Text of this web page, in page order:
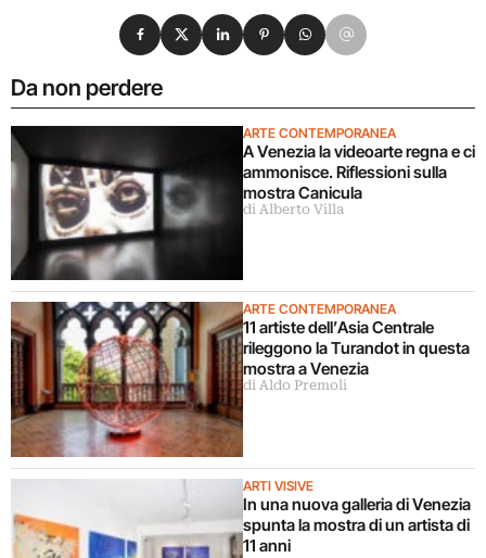
Da non perdere
ARTE CONTEMPORANEA
A Venezia la videoarte regna e ci
ammonisce. Riflessioni sulla
mostra Canicula
di Alberto Villa
ARTE CONTEMPORANEA
11 artiste dell’Asia Centrale
rileggono la Turandot in questa
mostra a Venezia
di Aldo Premoli
ARTI VISIVE
In una nuova galleria di Venezia
spunta la mostra di un artista di
11 anni
Condividi su Facebook
Condividi su X
Condividi su LinkedIn
Condividi su Pinterest
Condividi su WhatsApp
Condividi su Email